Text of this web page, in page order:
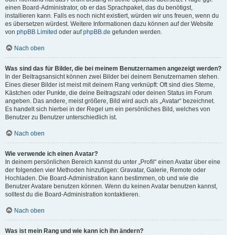
einen Board-Administrator, ob er das Sprachpaket, das du benötigst,
installieren kann. Falls es noch nicht existiert, würden wir uns freuen, wenn du
es übersetzen würdest. Weitere Informationen dazu können auf der Website
von phpBB Limited oder aufphpBB.de gefunden werden.
Nach oben
Was sind das für Bilder, die bei meinem Benutzernamen angezeigt werden?
In der Beitragsansicht können zwei Bilder bei deinem Benutzernamen stehen.
Eines dieser Bilder ist meist mit deinem Rang verknüpft: Oft sind dies Sterne,
Kästchen oder Punkte, die deine Beitragszahl oder deinen Status im Forum
angeben. Das andere, meist größere, Bild wird auch als „Avatar“ bezeichnet.
Es handelt sich hierbei in der Regel um ein persönliches Bild, welches von
Benutzer zu Benutzer unterschiedlich ist.
Nach oben
Wie verwende ich einen Avatar?
In deinem persönlichen Bereich kannst du unter „Profil“ einen Avatar über eine
der folgenden vier Methoden hinzufügen: Gravatar, Galerie, Remote oder
Hochladen. Die Board-Administration kann bestimmen, ob und wie die
Benutzer Avatare benutzen können. Wenn du keinen Avatar benutzen kannst,
solltest du die Board-Administration kontaktieren.
Nach oben
Was ist mein Rang und wie kann ich ihn ändern?